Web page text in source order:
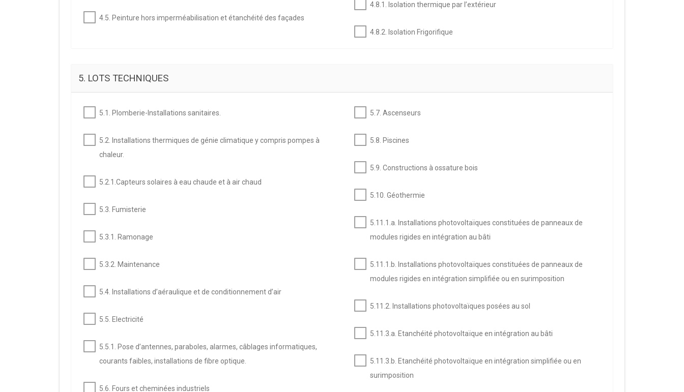
4.5. Peinture hors imperméabilisation et étanchéité des façades
4.8.1. Isolation thermique par l’extérieur
4.8.2. Isolation Frigorifique
5. LOTS TECHNIQUES
5.1. Plomberie-Installations sanitaires.
5.2. Installations thermiques de génie climatique y compris pompes à
chaleur.
5.2.1.Capteurs solaires à eau chaude et à air chaud
5.3. Fumisterie
5.3.1. Ramonage
5.3.2. Maintenance
5.4. Installations d’aéraulique et de conditionnement d’air
5.5. Electricité
5.5.1. Pose d’antennes, paraboles, alarmes, câblages informatiques,
courants faibles, installations de fibre optique.
5.6. Fours et cheminées industriels
5.7. Ascenseurs
5.8. Piscines
5.9. Constructions à ossature bois
5.10. Géothermie
5.11.1.a. Installations photovoltaïques constituées de panneaux de
modules rigides en intégration au bâti
5.11.1.b. Installations photovoltaïques constituées de panneaux de
modules rigides en intégration simplifiée ou en surimposition
5.11.2. Installations photovoltaïques posées au sol
5.11.3.a. Etanchéité photovoltaïque en intégration au bâti
5.11.3.b. Etanchéité photovoltaïque en intégration simplifiée ou en
surimposition